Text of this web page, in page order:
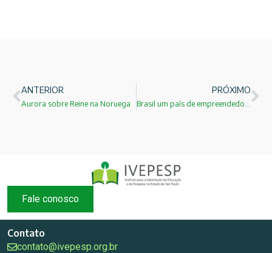
ANTERIOR
Aurora sobre Reine na Noruega
PRÓXIMO
Fale conosco
Contato
contato@ivepesp.org.br